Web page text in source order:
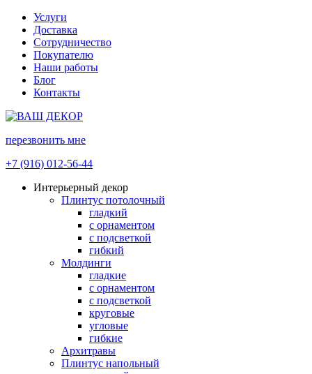
Услуги
Доставка
Сотрудничество
Покупателю
Наши работы
Блог
Контакты
перезвонить мне
+7 (916) 012-56-44
Интерьерный декор
Плинтус потолочный
гладкий
с орнаментом
с подсветкой
гибкий
Молдинги
гладкие
с орнаментом
с подсветкой
круговые
угловые
гибкие
Архитравы
Плинтус напольный